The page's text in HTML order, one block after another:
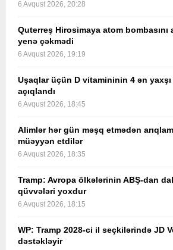
6 Avqust 2026, 20:28
Quterreş Hirosimaya atom bombasını
yenə çəkmədi
6 Avqust 2026, 19:19
Uşaqlar üçün D vitamininin 4 ən
açıqlandı
6 Avqust 2026, 18:45
Alimlər hər gün məşq etmədən
müəyyən etdilər
6 Avqust 2026, 18:35
Tramp: Avropa ölkələrinin ABŞ-dan
qüvvələri yoxdur
6 Avqust 2026, 18:15
WP: Tramp 2028-ci il seçkilərində JD
dəstəkləyir